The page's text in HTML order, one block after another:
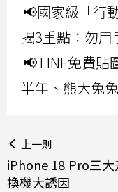
📢國家級「行
揭3重點：勿
📢 LINE免費貼
半年、熊大兔
上一則
iPhone 18 Pro三
換機大誘因